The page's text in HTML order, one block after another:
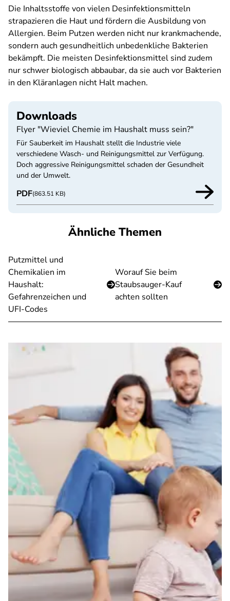
Die Inhaltsstoffe von vielen Desinfektionsmitteln
strapazieren die Haut und fördern die Ausbildung von
Allergien. Beim Putzen werden nicht nur krankmachende,
sondern auch gesundheitlich unbedenkliche Bakterien
bekämpft. Die meisten Desinfektionsmittel sind zudem
nur schwer biologisch abbaubar, da sie auch vor Bakterien
in den Kläranlagen nicht Halt machen.
Downloads
Flyer "Wieviel Chemie im Haushalt muss sein?"
Für Sauberkeit im Haushalt stellt die Industrie viele
verschiedene Wasch- und Reinigungsmittel zur Verfügung.
Doch aggressive Reinigungsmittel schaden der Gesundheit
und der Umwelt.
PDF(863.51 KB)
Ähnliche Themen
Putzmittel und
Chemikalien im
Haushalt:
Gefahrenzeichen und
UFI-Codes
Worauf Sie beim
Staubsauger-Kauf
achten sollten